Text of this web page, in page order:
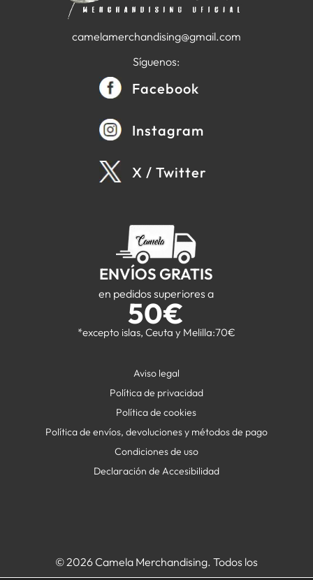
camelamerchandising@gmail.com
Síguenos:
Facebook
Instagram
X / Twitter
ENVÍOS GRATIS
en pedidos superiores a
50€
*excepto islas, Ceuta y Melilla:70€
Aviso legal
Política de privacidad
Política de cookies
Política de envíos, devoluciones y métodos de pago
Condiciones de uso
Declaración de Accesibilidad
© 2026 Camela Merchandising. Todos los